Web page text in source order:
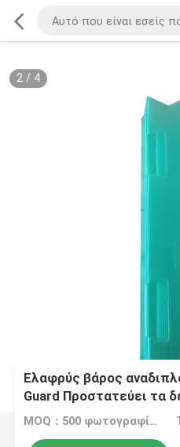
2/ 4
Ελαφρύς βάρος
Guard Προστατεύει τα
πάχος
MOQ：500 φωτογραφίες